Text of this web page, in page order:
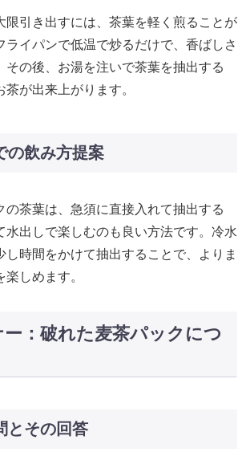
限引き出すには、茶葉を軽く煎ることが
ライパンで低温で炒るだけで、香ばしさ
その後、お湯を注いで茶葉を抽出する
が出来上がります。
の飲み方提案
の茶葉は、急須に直接入れて抽出する
水出しで楽しむのも良い方法です。冷水
し時間をかけて抽出することで、よりま
しめます。
：破れた麦茶パックにつ
とその回答